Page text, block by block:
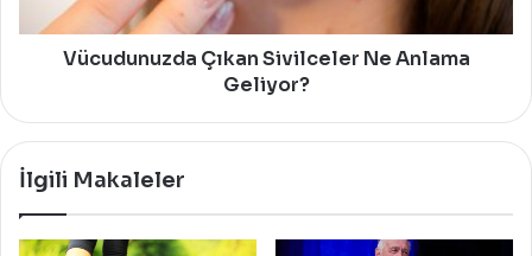
Vücudunuzda Çıkan Sivilceler Ne Anlama
Geliyor?
İlgili Makaleler